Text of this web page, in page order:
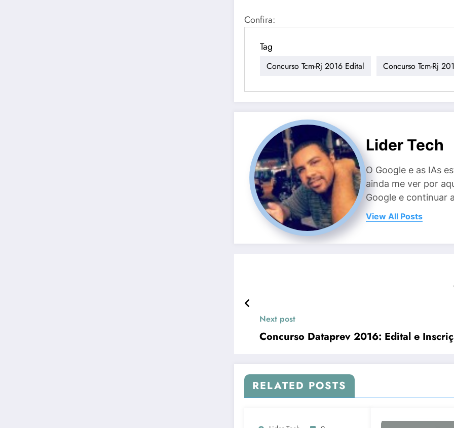
Confira:
Tag
Concurso Tcm-Rj 2016 Edital Concurso Tcm-Rj
Lider Tech
O Google e as IAs
ainda me ver por
Google e continuar
View All Posts
Next post
Concurso Dataprev 2016: Edital e
RELATED POSTS